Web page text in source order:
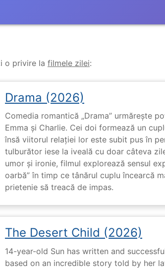
o privire la filmele zilei:
Drama (2026)
Comedia romantică „Drama” urmărește
Emma și Charlie. Cei doi formează un
însă viitorul relației lor este subit pus în
tulburător iese la iveală cu doar câteva
umor și ironie, filmul explorează sensul
oarbă” în timp ce tânărul cuplu încearcă
prietenie să treacă de impas.
The Desert Child (2026)
14-year-old Sun has written and
based on an incredible story told by her